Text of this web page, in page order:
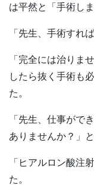
は平然と「手術し
「先生、手術すれ
「完全には治りま
したら抜く手術も
た。
「先生、仕事がで
ありませんか？」
「ヒアルロン酸注
た。